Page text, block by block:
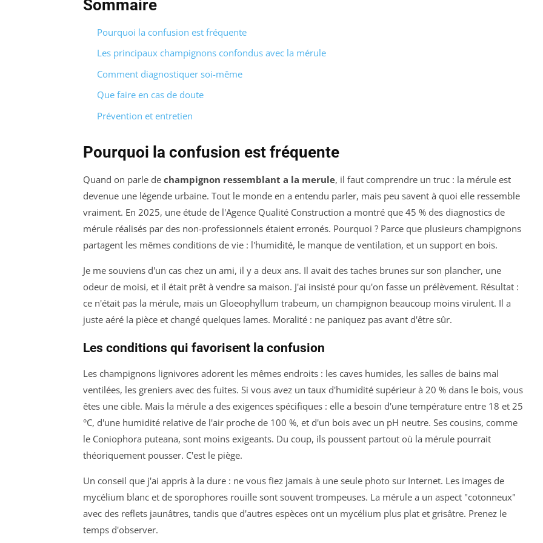
Sommaire
Pourquoi la confusion est fréquente
Les principaux champignons confondus avec la mérule
Comment diagnostiquer soi-même
Que faire en cas de doute
Prévention et entretien
Pourquoi la confusion est fréquente
Quand on parle de champignon ressemblant a la merule, il faut comprendre un truc : la mérule est
devenue une légende urbaine. Tout le monde en a entendu parler, mais peu savent à quoi elle ressemble
vraiment. En 2025, une étude de l'Agence Qualité Construction a montré que 45 % des diagnostics de
mérule réalisés par des non-professionnels étaient erronés. Pourquoi ? Parce que plusieurs champignons
partagent les mêmes conditions de vie : l'humidité, le manque de ventilation, et un support en bois.
Je me souviens d'un cas chez un ami, il y a deux ans. Il avait des taches brunes sur son plancher, une
odeur de moisi, et il était prêt à vendre sa maison. J'ai insisté pour qu'on fasse un prélèvement. Résultat :
ce n'était pas la mérule, mais un Gloeophyllum trabeum, un champignon beaucoup moins virulent. Il a
juste aéré la pièce et changé quelques lames. Moralité : ne paniquez pas avant d'être sûr.
Les conditions qui favorisent la confusion
Les champignons lignivores adorent les mêmes endroits : les caves humides, les salles de bains mal
ventilées, les greniers avec des fuites. Si vous avez un taux d'humidité supérieur à 20 % dans le bois, vous
êtes une cible. Mais la mérule a des exigences spécifiques : elle a besoin d'une température entre 18 et 25
°C, d'une humidité relative de l'air proche de 100 %, et d'un bois avec un pH neutre. Ses cousins, comme
le Coniophora puteana, sont moins exigeants. Du coup, ils poussent partout où la mérule pourrait
théoriquement pousser. C'est le piège.
Un conseil que j'ai appris à la dure : ne vous fiez jamais à une seule photo sur Internet. Les images de
mycélium blanc et de sporophores rouille sont souvent trompeuses. La mérule a un aspect "cotonneux"
avec des reflets jaunâtres, tandis que d'autres espèces ont un mycélium plus plat et grisâtre. Prenez le
temps d'observer.